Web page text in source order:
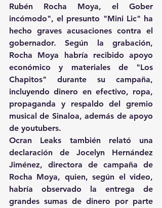
Rubén Rocha Moya, el Gober
incómodo", el presunto "Mini Lic" ha
hecho graves acusaciones contra el
gobernador. Según la grabación,
Rocha Moya habría recibido apoyo
económico y materiales de "Los
Chapitos" durante su campaña,
incluyendo dinero en efectivo, ropa,
propaganda y respaldo del gremio
musical de Sinaloa, además de apoyo
de youtubers.
Ocran Leaks también relató una
declaración de Jocelyn Hernández
Jiménez, directora de campaña de
Rocha Moya, quien, según el video,
habría observado la entrega de
grandes sumas de dinero por parte